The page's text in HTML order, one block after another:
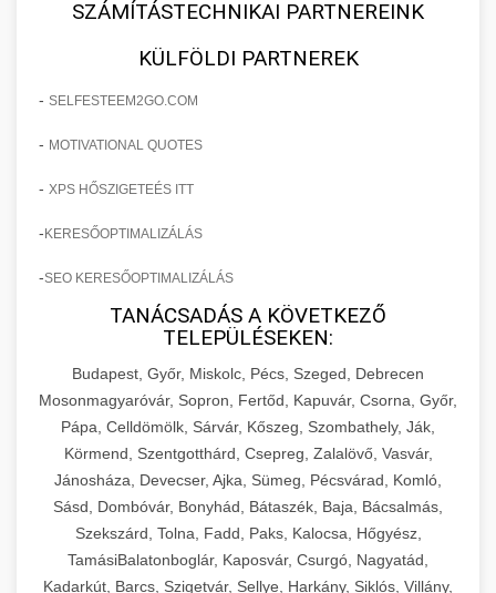
SZÁMÍTÁSTECHNIKAI PARTNEREINK
KÜLFÖLDI PARTNEREK
- SELFESTEEM2GO.COM
- MOTIVATIONAL QUOTES
- XPS HŐSZIGETEÉS ITT
- KERESŐOPTIMALIZÁLÁS
-SEO KERESŐOPTIMALIZÁLÁS
TANÁCSADÁS A KÖVETKEZŐ
TELEPÜLÉSEKEN:
Budapest, Győr, Miskolc, Pécs, Szeged, Debrecen
Mosonmagyaróvár, Sopron, Fertőd, Kapuvár, Csorna, Győr,
Pápa, Celldömölk, Sárvár, Kőszeg, Szombathely, Ják,
Körmend, Szentgotthárd, Csepreg, Zalalövő, Vasvár,
Jánosháza, Devecser, Ajka, Sümeg, Pécsvárad, Komló,
Sásd, Dombóvár, Bonyhád, Bátaszék, Baja, Bácsalmás,
Szekszárd, Tolna, Fadd, Paks, Kalocsa, Hőgyész,
TamásiBalatonboglár, Kaposvár, Csurgó, Nagyatád,
Kadarkút, Barcs, Szigetvár, Sellye, Harkány, Siklós, Villány,